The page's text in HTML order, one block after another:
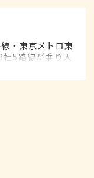
・東京メトロ東
5路線が乗り入
ルも併設されて